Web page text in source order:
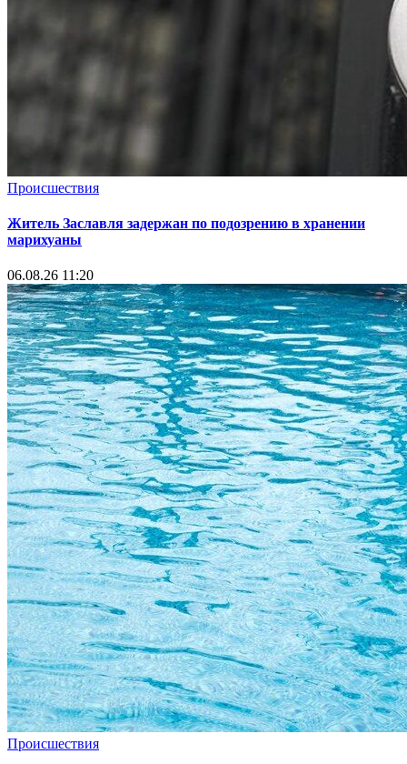
Происшествия
Житель Заславля задержан по подозрению в хранении
марихуаны
06.08.26 11:20
Происшествия